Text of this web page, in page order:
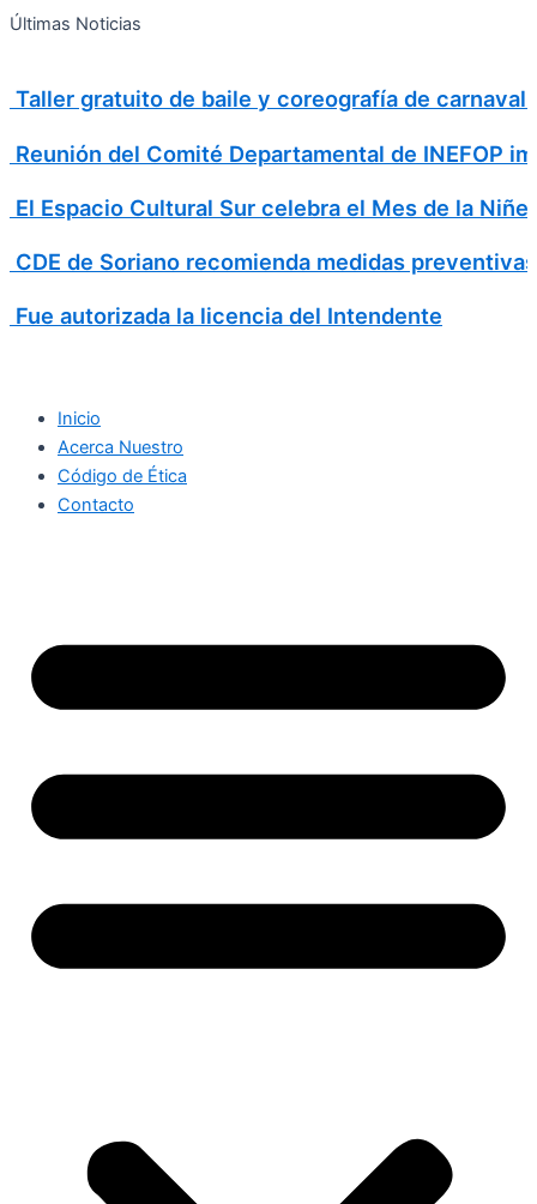
Ir
Últimas Noticias
Taller gratuito de baile y coreografía de carnaval
Reunión del Comité Departamental de INEFOP
El Espacio Cultural Sur celebra el Mes de la
CDE de Soriano recomienda medidas
Fue autorizada la licencia del Intendente
Inicio
Acerca Nuestro
Código de Ética
Contacto
Search